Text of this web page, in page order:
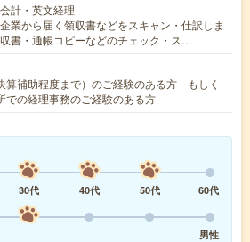
計・英文経理
業から届く領収書などをスキャン・仕訳しま
書・通帳コピーなどのチェック・ス…
算補助程度まで）のご経験のある方 もしく
での経理事務のご経験のある方
30代 40代 50代
60代
男性